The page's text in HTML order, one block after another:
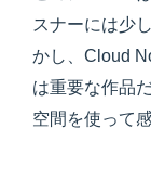
スナーには少
かし、Cloud
は重要な作品
空間を使って